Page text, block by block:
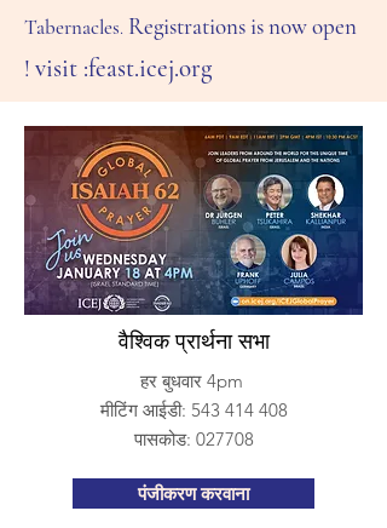
Tabernacles. Registrations is now open
! visit :feast.icej.org
वैश्विक प्रार्थना सभा
हर बुधवार 4pm
मीटिंग आईडी: 543 414 408
पासकोड: 027708
पंजीकरण करवाना